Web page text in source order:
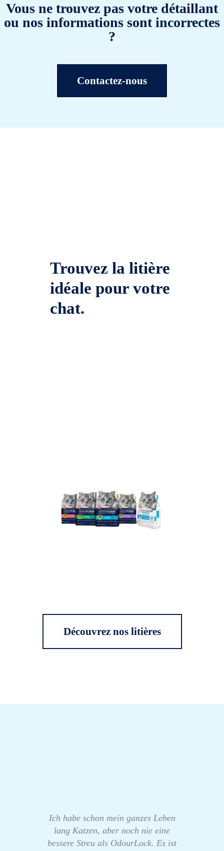
Vous ne trouvez pas votre détaillant
ou nos informations sont incorrectes
?
Contactez-nous
Trouvez la litière
idéale pour votre
chat.
Découvrez nos litières
Ich habe schon mein ganzes Leben
lang Katzen, aber noch nie eine
bessere Streu als OdourLock. Es ist